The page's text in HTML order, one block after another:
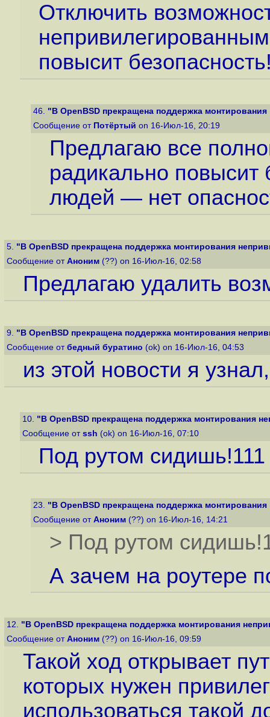
Отключить
повысит
46. "В OpenBSD прекращена поддержка
Сообщение от Потёртый on 16-Июл-16, 20:19
Предлагаю все
радикально повысит
людей — нет
5. "В OpenBSD прекращена поддержка монтирования
Сообщение от Аноним (??) on 16-Июл-16, 02:58
Предлагаю удалить
9. "В OpenBSD прекращена поддержка монтирования
Сообщение от бедный буратино (ok) on 16-Июл-16, 04:53
из этой новости я
10. "В OpenBSD прекращена поддержка монтирования
Сообщение от ssh (ok) on 16-Июл-16, 07:10
Под рутом сидишь!111
23. "В OpenBSD прекращена поддержка
Сообщение от Аноним (??) on 16-Июл-16, 14:21
> Под рутом
А зачем на роутере
12. "В OpenBSD прекращена поддержка монтирования
Сообщение от Аноним (??) on 16-Июл-16, 09:59
Такой ход открывает
которых нужен
использоваться такой